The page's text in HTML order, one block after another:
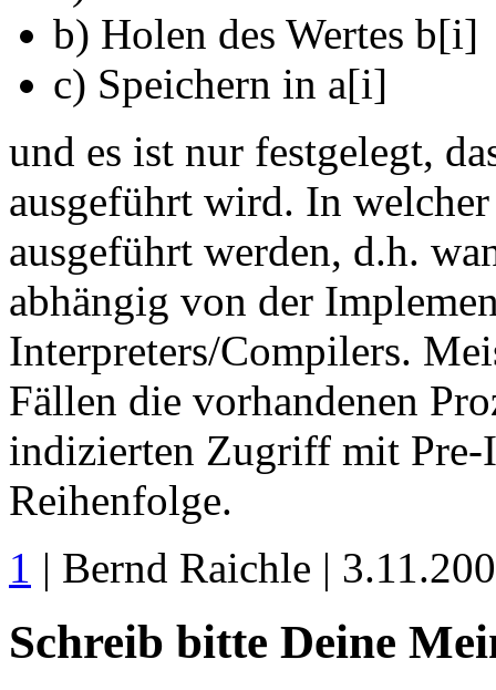
b) Holen des Wertes b[i]
c) Speichern in a[i]
und es ist nur festgelegt,
ausgeführt wird. In
ausgeführt werden, d.h.
abhängig von der
Interpreters/Compilers.
Fällen die vorhandenen
indizierten Zugriff mit Pre-
Reihenfolge.
1 | Bernd Raichle |
Schreib bitte Deine